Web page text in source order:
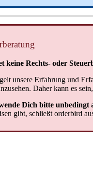
keine Rechts- oder
unsere Erfahrung und
Daher kann es
Dich bitte unbedingt
gibt, schließt orderbird